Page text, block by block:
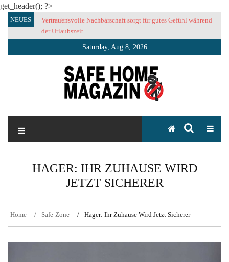
get_header(); ?>
SkipNEUES
Vertrauensvolle Nachbarschaft sorgt für gutes Gefühl während
der Urlaubszeit
Saturday, Aug 8, 2026
SAFE HOME Magazin
HAGER: IHR ZUHAUSE WIRD
JETZT SICHERER
Home Safe-Zone Hager: Ihr Zuhause Wird Jetzt Sicherer